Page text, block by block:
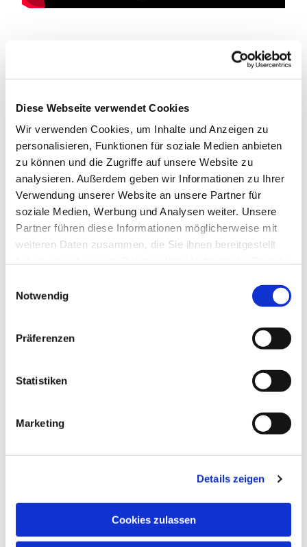
Diese Webseite verwendet Cookies
Wir verwenden Cookies, um Inhalte und Anzeigen zu
personalisieren, Funktionen für soziale Medien anbieten
zu können und die Zugriffe auf unsere Website zu
analysieren. Außerdem geben wir Informationen zu Ihrer
Verwendung unserer Website an unsere Partner für
soziale Medien, Werbung und Analysen weiter. Unsere
Partner führen diese Informationen möglicherweise mit
weiteren Daten zusammen, die Sie ihnen bereitgestellt
Notwendig
Präferenzen
Statistiken
Marketing
Details zeigen
Cookies zulassen
Liturg_in: Pfarrerin Bettina Növer, Pastor Stephan
Noesser
Musik: Mareike Falke, Yannick Gärtner, Dörte Polock,
kleines Ensemble des BachChor Leverkusen
Kamera, Licht, Ton: Lisa Schulz, Hannes Brügmann
Regie, Schnitt, Colorgrading: Tobias Falke